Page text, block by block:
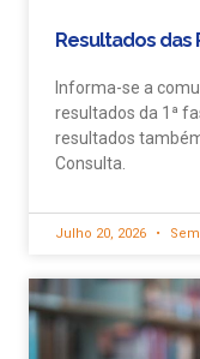
Resultados das
Informa-se a
resultados da 1ª
resultados
Consulta.
Julho 20, 2026